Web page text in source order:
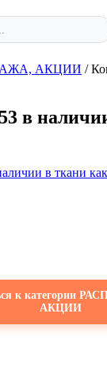
АКЦИИ /
в
к категории
АКЦИИ